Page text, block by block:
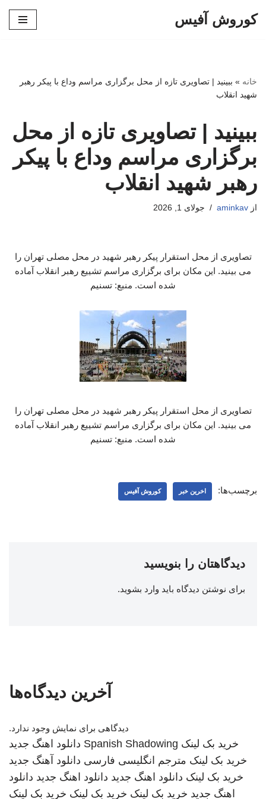
کوروش آفیس
خانه » ببینید | تصاویری تازه از محل برگزاری مراسم وداع با پیکر رهبر
شهید انقلاب
ببینید | تصاویری تازه از محل
برگزاری مراسم وداع با پیکر
رهبر شهید انقلاب
از aminkav جولای 1, 2026
تصاویری از محل استقرار پیکر رهبر شهید در محل مصلی تهران را
می بینید. این مکان برای برگزاری مراسم تشییع رهبر انقلاب آماده
شده است. منبع: تسنیم
تصاویری از محل استقرار پیکر رهبر شهید در محل مصلی تهران را
می بینید. این مکان برای برگزاری مراسم تشییع رهبر انقلاب آماده
شده است. منبع: تسنیم
برچسب‌ها: اخرین خبر کوروش آفیس
دیدگاهتان را بنویسید
برای نوشتن دیدگاه باید وارد بشوید.
آخرین دیدگاه‌ها
دیدگاهی برای نمایش وجود ندارد.
خرید بک لینک Spanish Shadowing دانلود اهنگ جدید
خرید بک لینک مترجم انگلیسی فارسی دانلود آهنگ جدید
خرید بک لینک دانلود اهنگ جدید دانلود اهنگ جدید دانلود
اهنگ جدید خرید بک لینک خرید بک لینک خرید بک لینک